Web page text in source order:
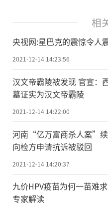
相
央视网:星巴克的震惊令人
2021-12-14 14:23:56
汉文帝霸陵被发现 官宣：
墓证实为汉文帝霸陵
2021-12-14 14:22:00
河南“亿万富商杀人案”
向检方申请抗诉被驳回
2021-12-14 14:20:37
九价HPV疫苗为何一苗难
专家解读